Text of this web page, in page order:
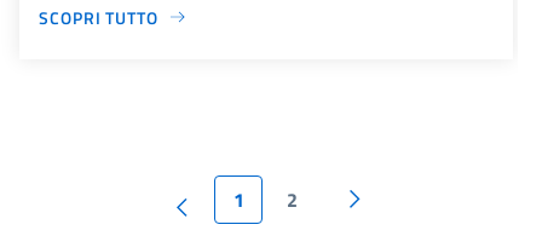
SCOPRI TUTTO
1 2